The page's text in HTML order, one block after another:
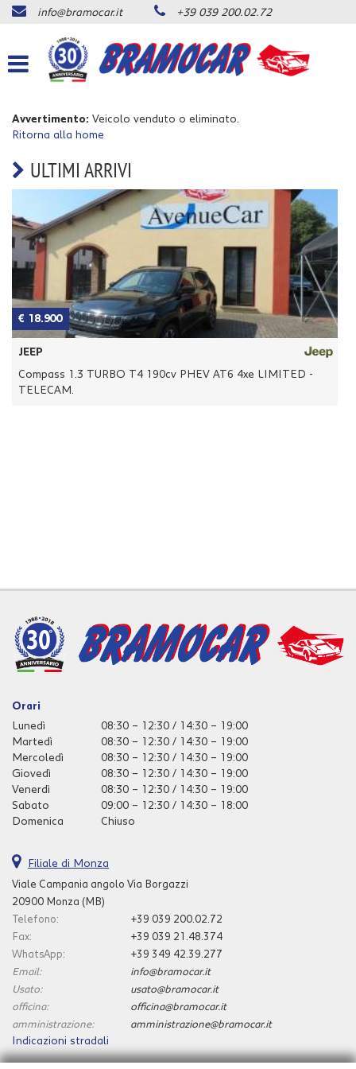
info@bramocar.it +39 039 200.02.72
Avvertimento: Veicolo venduto o eliminato.
Ritorna alla home
ULTIMI ARRIVI
€ 18.900
JEEP
Compass 1.3 TURBO T4 190cv PHEV AT6 4xe LIMITED -
TELECAM.
Orari
Lunedì
08:30 – 12:30 / 14:30 – 19:00
Martedì
08:30 – 12:30 / 14:30 – 19:00
Mercoledì
08:30 – 12:30 / 14:30 – 19:00
Giovedì
08:30 – 12:30 / 14:30 – 19:00
Venerdì
08:30 – 12:30 / 14:30 – 19:00
Sabato
09:00 – 12:30 / 14:30 – 18:00
Domenica
Chiuso
Filiale di Monza
Viale Campania angolo Via Borgazzi
20900 Monza (MB)
Telefono:
+39 039 200.02.72
Fax:
+39 039 21.48.374
WhatsApp:
+39 349 42.39.277
Email:
info@bramocar.it
Usato:
usato@bramocar.it
officina:
officina@bramocar.it
amministrazione:
amministrazione@bramocar.it
Indicazioni stradali
preferenze
di
Il
seguente
ti
consente
esprimere
le
tue
preferenze
consenso
alle
tecnologie
di
che
adottiamo
maggiori
informazioni
sull'utilità
e
di
questi
strumenti
di
tracciamento
si
rimanda
alla
policy.
Puoi
rivedere
e
modificare
le
tue
scelte